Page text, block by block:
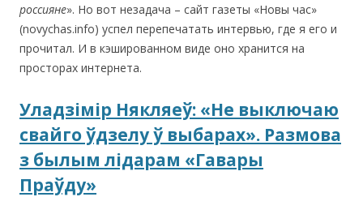
россияне». Но вот незадача – сайт газеты «Новы час»
(novychas.info) успел перепечатать интервью, где я его и
прочитал. И в кэшированном виде оно хранится на
просторах интернета.
Уладзімір Някляеў: «Не выключаю
свайго ўдзелу ў выбарах». Размова
з былым лідарам «Гавары
Праўду»